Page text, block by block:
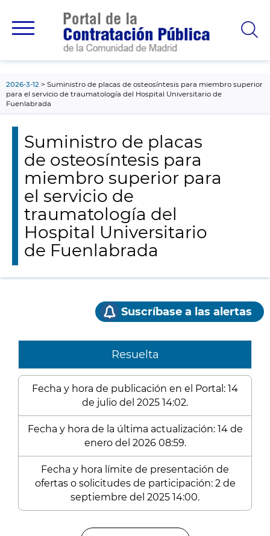
principal
2026-3-12
Suministro de placas de osteosíntesis para miembro superior
para el servicio de traumatología del Hospital Universitario de
Fuenlabrada
Suministro de placas
de osteosíntesis para
miembro superior para
el servicio de
traumatología del
Hospital Universitario
de Fuenlabrada
Suscríbase a las alertas
Resuelta
Fecha y hora de publicación en el Portal: 14
de julio del 2025 14:02.
Fecha y hora de la última actualización: 14 de
enero del 2026 08:59.
Fecha y hora límite de presentación de
ofertas o solicitudes de participación: 2 de
septiembre del 2025 14:00.